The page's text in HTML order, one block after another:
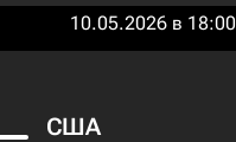
10.05.2026 в 18:00
США